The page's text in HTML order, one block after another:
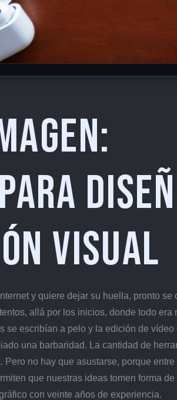
Visual
y quiere dejar su huella, pronto se
allá por los inicios, donde todo era
se escribían a pelo y la edición de
una barbaridad. La cantidad de
no hay que asustarse, porque
que nuestras ideas tomen forma
con veinte años de experiencia.